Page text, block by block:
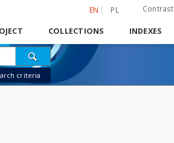
EN PL Contrast
COLLECTIONS INDEXES
criteria